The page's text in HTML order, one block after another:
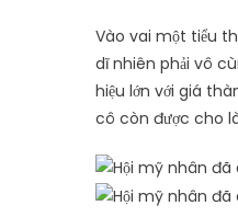
Vào vai một tiểu
dĩ nhiên phải vô
hiệu lớn với giá
cô còn được cho